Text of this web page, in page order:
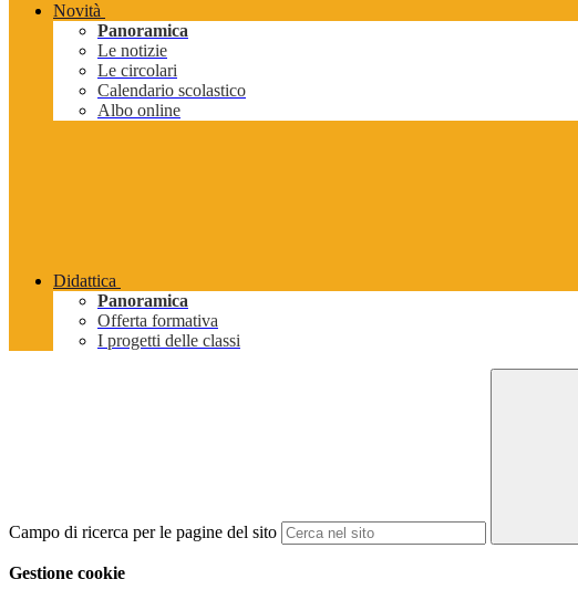
Novità
Panoramica
Le notizie
Le circolari
Calendario scolastico
Albo online
Didattica
Panoramica
Offerta formativa
I progetti delle classi
Campo di ricerca per le pagine del sito
Gestione cookie